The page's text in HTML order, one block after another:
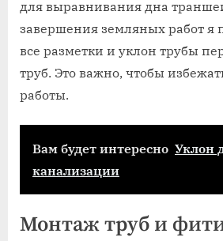
для выравнивания дна
завершения земляных работ я
все разметки и уклон трубы
труб. Это важно‚ чтобы
работы.
Вам будет интересно Уклон
канализации
Монтаж труб и